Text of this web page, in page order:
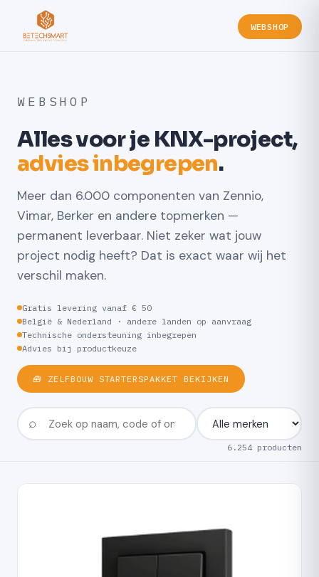
WEBSHOP
WEBSHOP
Alles voor je KNX-project,
advies inbegrepen.
Meer dan 6.000 componenten van Zennio,
Vimar, Berker en andere topmerken —
permanent leverbaar. Niet zeker wat jouw
project nodig heeft? Dat is exact waar wij het
verschil maken.
Gratis levering vanaf € 50
België & Nederland · andere landen op aanvraag
Technische ondersteuning inbegrepen
Advies bij productkeuze
🧰 ZELFBOUW STARTERSPAKKET BEKIJKEN
6.254 producten